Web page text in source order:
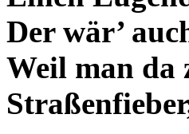
Der wär’
Weil man da